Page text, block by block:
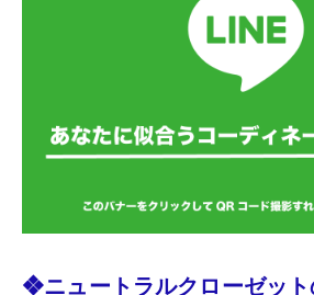
❖ニュートラルクローゼッ